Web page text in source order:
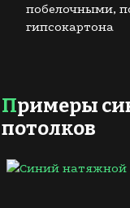
побелочными,
гипсокартона
Примеры синих натяжных
потолков